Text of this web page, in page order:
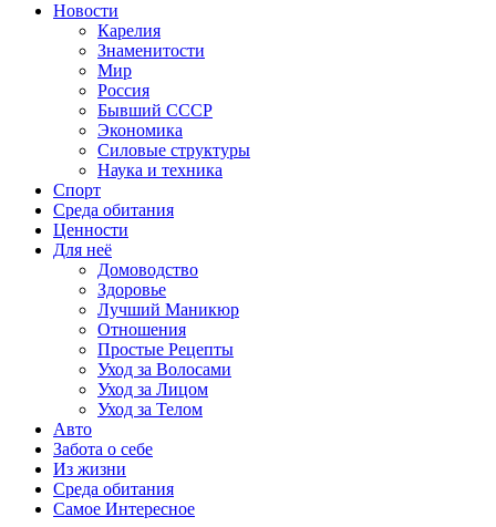
Новости
Карелия
Знаменитости
Мир
Россия
Бывший СССР
Экономика
Силовые структуры
Наука и техника
Спорт
Среда обитания
Ценности
Для неё
Домоводство
Здоровье
Лучший Маникюр
Отношения
Простые Рецепты
Уход за Волосами
Уход за Лицом
Уход за Телом
Авто
Забота о себе
Из жизни
Среда обитания
Самое Интересное